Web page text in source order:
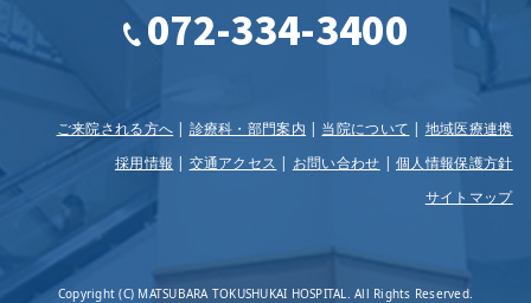
072-334-3400
ご来院される方へ 診療科・部門案内 当院について
地域医療連携
採用情報
交通アクセス お問い合わせ
個人情報保護方針
サイトマップ
Copyright (C) MATSUBARA TOKUSHUKAI HOSPITAL. All Rights Reserved.